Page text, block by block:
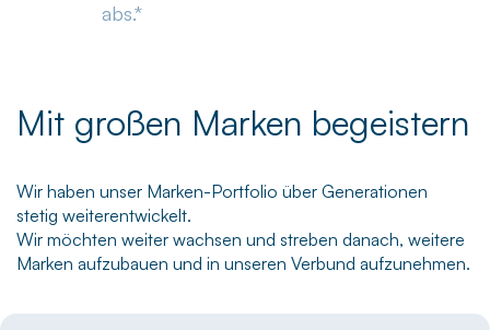
abs.*
Mit großen Marken begeistern
Wir haben unser Marken-Portfolio über Generationen
stetig weiterentwickelt.
Wir möchten weiter wachsen und streben danach, weitere
Marken aufzubauen und in unseren Verbund aufzunehmen.